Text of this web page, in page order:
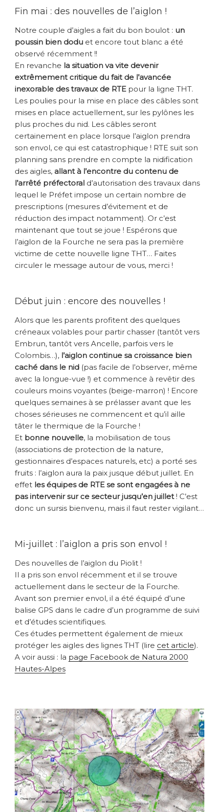
Fin mai : des nouvelles de l’aiglon !
Notre couple d’aigles a fait du bon boulot : un
poussin bien dodu et encore tout blanc a été
observé récemment !!
En revanche la situation va vite devenir
extrêmement critique du fait de l’avancée
inexorable des travaux de RTE pour la ligne THT.
Les poulies pour la mise en place des câbles sont
mises en place actuellement, sur les pylônes les
plus proches du nid. Les câbles seront
certainement en place lorsque l’aiglon prendra
son envol, ce qui est catastrophique ! RTE suit son
planning sans prendre en compte la nidification
des aigles, allant à l’encontre du contenu de
l’arrêté préfectoral d’autorisation des travaux dans
lequel le Préfet impose un certain nombre de
prescriptions (mesures d’évitement et de
réduction des impact notamment). Or c’est
maintenant que tout se joue ! Espérons que
l’aiglon de la Fourche ne sera pas la première
victime de cette nouvelle ligne THT… Faites
circuler le message autour de vous, merci !
Début juin : encore des nouvelles !
Alors que les parents profitent des quelques
créneaux volables pour partir chasser (tantôt vers
Embrun, tantôt vers Ancelle, parfois vers le
Colombis…), l’aiglon continue sa croissance bien
caché dans le nid (pas facile de l’observer, même
avec la longue-vue !) et commence à revêtir des
couleurs moins voyantes (beige-marron) ! Encore
quelques semaines à se prélasser avant que les
choses sérieuses ne commencent et qu’il aille
tâter le thermique de la Fourche !
Et bonne nouvelle, la mobilisation de tous
(associations de protection de la nature,
gestionnaires d’espaces naturels, etc) a porté ses
fruits : l’aiglon aura la paix jusque début juillet. En
effet les équipes de RTE se sont engagées à ne
pas intervenir sur ce secteur jusqu’en juillet! C’est
donc un sursis bienvenu, mais il faut rester vigilant…
Mi-juillet : l’aiglon a pris son envol !
Des nouvelles de l’aiglon du Piolit !
Il a pris son envol récemment et il se trouve
actuellement dans le secteur de la Fourche.
Avant son premier envol, il a été équipé d’une
balise GPS dans le cadre d’un programme de suivi
et d’études scientifiques.
Ces études permettent également de mieux
protéger les aigles des lignes THT (lire cet article).
A voir aussi : la page Facebook de Natura 2000
Hautes-Alpes